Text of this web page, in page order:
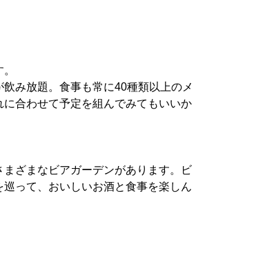
み放題。食事も常に40種類以上のメ
合わせて予定を組んでみてもいいか
ざまなビアガーデンがあります。ビ
って、おいしいお酒と食事を楽しん